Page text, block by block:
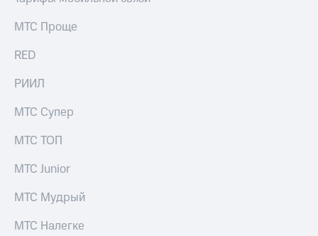
МТС Проще
RED
РИИЛ
МТС Супер
МТС ТОП
МТС Junior
МТС Мудрый
МТС Налегке